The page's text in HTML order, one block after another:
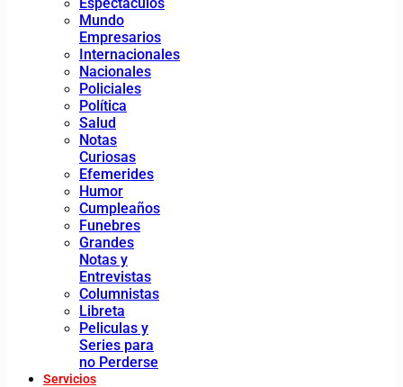
Mundo
Empresarios
Internacionales
Nacionales
Policiales
Política
Salud
Notas
Curiosas
Efemerides
Humor
Cumpleaños
Funebres
Grandes
Notas y
Entrevistas
Columnistas
Libreta
Peliculas y
Series para
no Perderse
Servicios